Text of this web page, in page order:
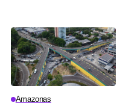
Amazonas